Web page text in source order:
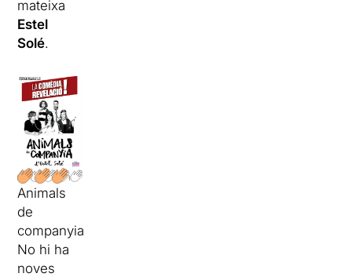
mateixa
Estel
Solé.
Animals
de
companyia
No hi ha
noves